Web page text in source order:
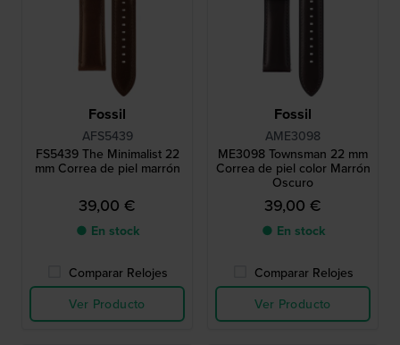
Fossil
AFS5439
FS5439 The Minimalist 22
mm Correa de piel marrón
39,00 €
● En stock
Comparar Relojes
Ver Producto
Fossil
AME3098
ME3098 Townsman 22 mm
Correa de piel color Marrón
Oscuro
39,00 €
● En stock
Comparar Relojes
Ver Producto